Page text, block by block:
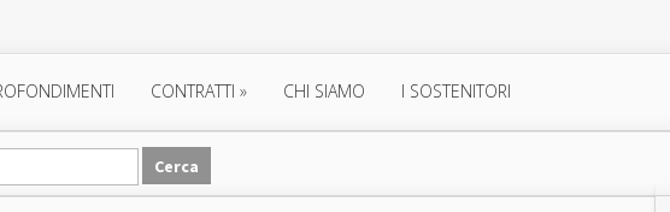
CONTRATTI » CHI SIAMO I SOSTENITORI